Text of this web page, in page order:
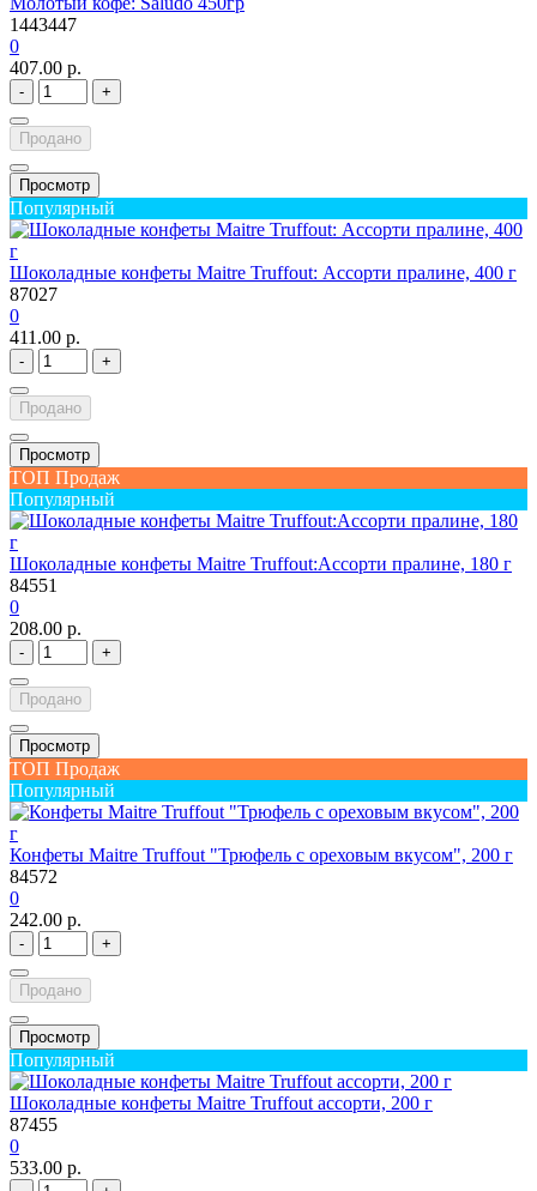
1443447
0
407.00 р.
- +
Продано
Просмотр
Популярный
Шоколадные конфеты Maitre Truffout: Ассорти пралине, 400 г
87027
0
411.00 р.
- +
Продано
Просмотр
ТОП Продаж
Популярный
Шоколадные конфеты Maitre Truffout:Ассорти пралине, 180 г
84551
0
208.00 р.
- +
Продано
Просмотр
ТОП Продаж
Популярный
Конфеты Maitre Truffout "Трюфель с ореховым вкусом", 200 г
84572
0
242.00 р.
- +
Продано
Просмотр
Популярный
Шоколадные конфеты Maitre Truffout ассорти, 200 г
87455
0
533.00 р.